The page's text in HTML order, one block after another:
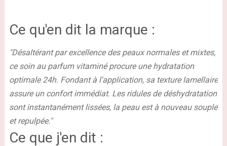
Ce qu'en dit la marque :
"Désaltérant par excellence des peaux normales et mixtes,
ce soin au parfum vitaminé procure une hydratation
optimale 24h. Fondant à l'application, sa texture lamellaire
assure un confort immédiat. Les ridules de déshydratation
sont instantanément lissées, la peau est à nouveau souple
et repulpée."
Ce que j'en dit :